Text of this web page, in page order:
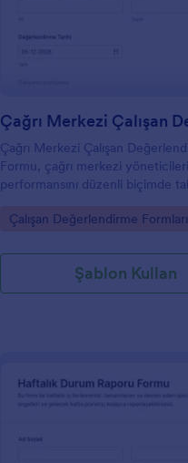
Çağrı Merkezi Çalışan
Formu, çağrı merkezi
performansını düzenli biçimde
standartlaştırmasına yardımcı
Go to Category:
Çalışan Değerlendirme Formları
Şablon Kullan